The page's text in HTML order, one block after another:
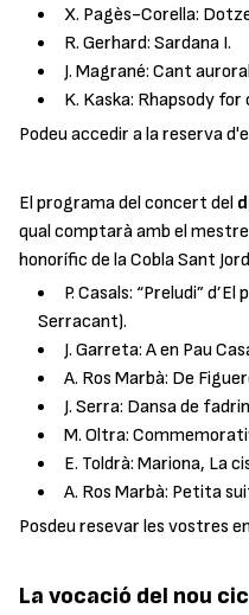
X. Pagès-Corella:
R. Gerhard: Sardana I.
J. Magrané: Cant
K. Kaska: Rhapsody for
Podeu accedir a la reserva
El programa del concert del
qual comptarà amb el mestre
honorífic de la Cobla Sant
P. Casals: “Preludi”
Serracant).
J. Garreta: A en Pau
A. Ros Marbà: De
J. Serra: Dansa de
M. Oltra:
E. Toldrà: Mariona, La
A. Ros Marbà: Petita
Posdeu resevar les vostres
La vocació del nou